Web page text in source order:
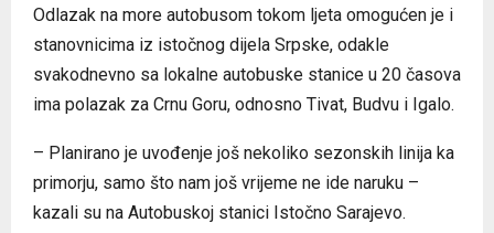
Odlazak na more autobusom tokom ljeta omogućen je i
stanovnicima iz istočnog dijela Srpske, odakle
svakodnevno sa lokalne autobuske stanice u 20 časova
ima polazak za Crnu Goru, odnosno Tivat, Budvu i Igalo.
– Planirano je uvođenje još nekoliko sezonskih linija ka
primorju, samo što nam još vrijeme ne ide naruku –
kazali su na Autobuskoj stanici Istočno Sarajevo.